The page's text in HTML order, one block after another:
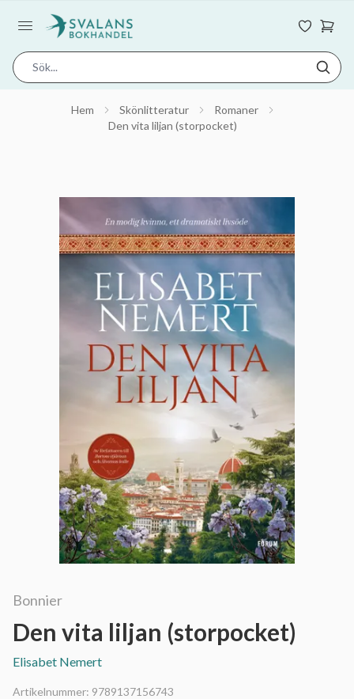
Hem Skönlitteratur
Romaner
Den vita liljan (storpocket)
Bonnier
Den vita liljan (storpocket)
Elisabet Nemert
Artikelnummer: 9789137156743